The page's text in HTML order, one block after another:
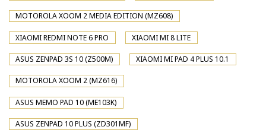
MOTOROLA XOOM 2 MEDIA EDITION (MZ608)
XIAOMI REDMI NOTE 6 PRO XIAOMI MI 8 LITE
ASUS ZENPAD 3S 10 (Z500M) XIAOMI MI PAD 4 PLUS 10.1
MOTOROLA XOOM 2 (MZ616)
ASUS MEMO PAD 10 (ME103K)
ASUS ZENPAD 10 PLUS (ZD301MF)